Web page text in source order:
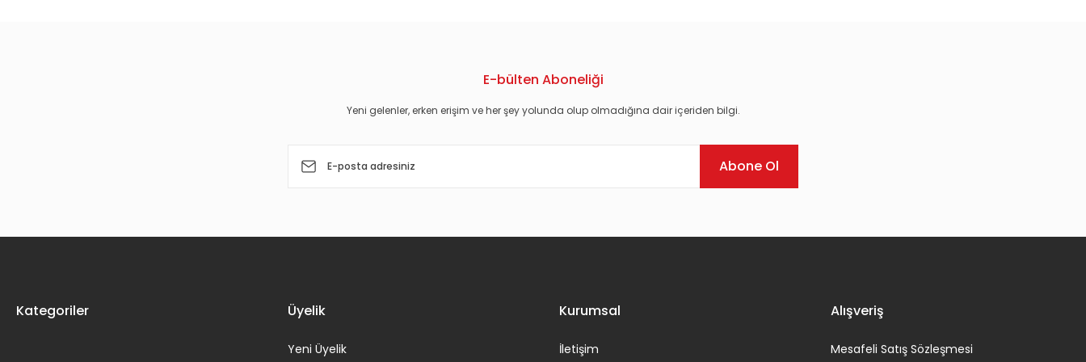
E-bülten Aboneliği
Yeni gelenler, erken erişim ve her şey yolunda olup olmadığına dair içeriden bilgi.
Abone Ol
Kategoriler Üyelik
Yeni Üyelik
Kurumsal
İletişim
Alışveriş
Mesafeli Satış Sözleşmesi